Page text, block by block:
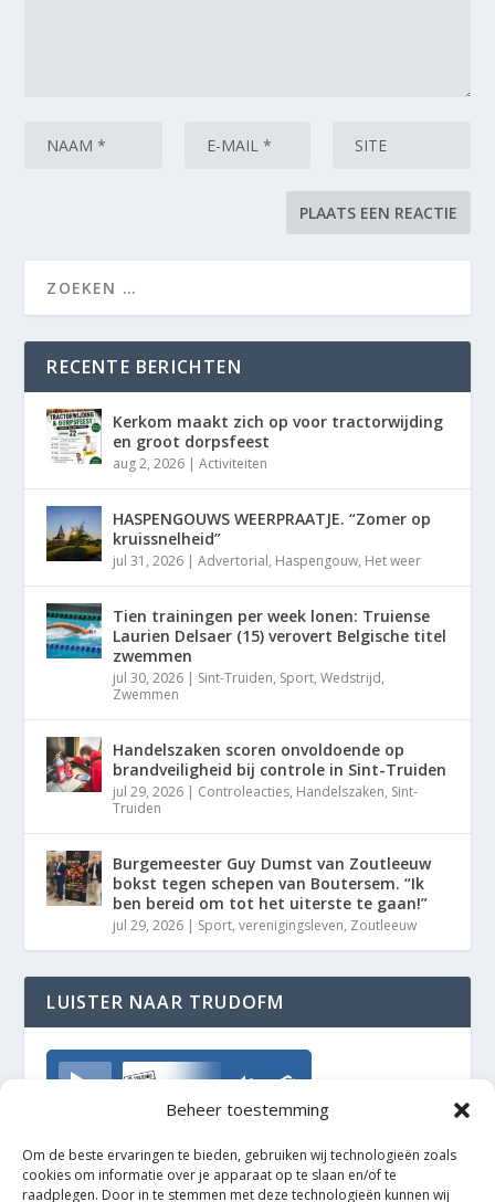
Beheer toestemming
Om de beste ervaringen te bieden, gebruiken wij technologieën zoals
cookies om informatie over je apparaat op te slaan en/of te
raadplegen. Door in te stemmen met deze technologieën kunnen wij
RECENTE BERICHTEN
Kerkom maakt zich op voor tractorwijding
en groot dorpsfeest
aug 2, 2026 |Activiteiten
HASPENGOUWS WEERPRAATJE. “Zomer op
kruissnelheid”
jul 31, 2026 |Advertorial, Haspengouw, Het weer
Tien trainingen per week lonen: Truiense
Laurien Delsaer (15) verovert Belgische titel
zwemmen
jul 30, 2026 | Sint-Truiden, Sport,Wedstrijd,
Zwemmen
Handelszaken scoren onvoldoende op
brandveiligheid bij controle in Sint-Truiden
jul 29, 2026 | Controleacties, Handelszaken, Sint-
Truiden
Burgemeester Guy Dumst van Zoutleeuw
bokst tegen schepen van Boutersem. “Ik
ben bereid om tot het uiterste te gaan!”
jul 29, 2026 | Sport,verenigingsleven, Zoutleeuw
LUISTER NAAR TRUDOFM
TrudoFM